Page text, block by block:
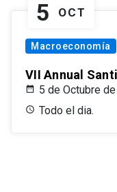
5 OCT
Macroeconomía
VII Annual
5 de Octubre
Todo el dia.